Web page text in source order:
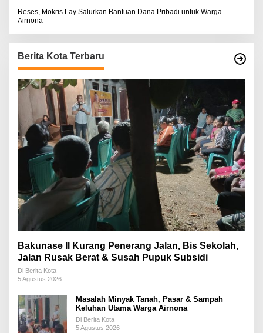
Reses, Mokris Lay Salurkan Bantuan Dana Pribadi untuk Warga
Airnona
Berita Kota Terbaru
Bakunase II Kurang Penerang Jalan, Bis Sekolah,
Jalan Rusak Berat & Susah Pupuk Subsidi
Di Berita Kota
5 Agustus 2026
Masalah Minyak Tanah, Pasar & Sampah
Keluhan Utama Warga Airnona
Di Berita Kota
5 Agustus 2026